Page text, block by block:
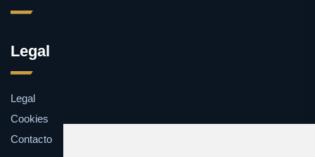
Legal
Legal
Cookies
Contacto